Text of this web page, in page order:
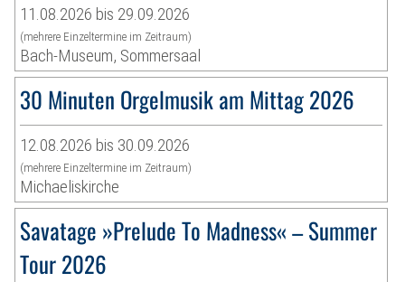
11.08.2026 bis 29.09.2026
(mehrere Einzeltermine im Zeitraum)
Bach-Museum, Sommersaal
30 Minuten Orgelmusik am Mittag 2026
12.08.2026 bis 30.09.2026
(mehrere Einzeltermine im Zeitraum)
Michaeliskirche
Savatage »Prelude To Madness« – Summer
Tour 2026